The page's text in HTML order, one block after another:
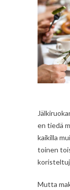
en tiedä
kaikilla
toinen
Mutta